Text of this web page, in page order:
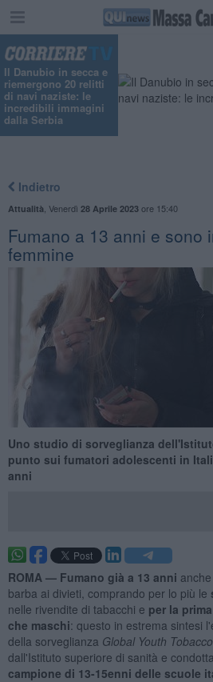
Il Danubio in secca e
riemergono 20 relitti
di navi naziste: le
incredibili immagini
dalla Serbia
Indietro
Attualità Venerdì 28 Aprile 2023ore 15:40
Fumano a 13 anni e sono
femmine
Uno studio di sorveglianza
punto sui fumatori adolescenti in
anni
ROMA — Fumano già a 13 anni
barba ai divieti, comprando per lo più le
nelle rivendite di tabacchi e per la
che maschi: questo in estrema sintesi
della sorveglianza Global Youth
dall'Istituto superiore di sanità e
campione di 13-15enni delle scuole